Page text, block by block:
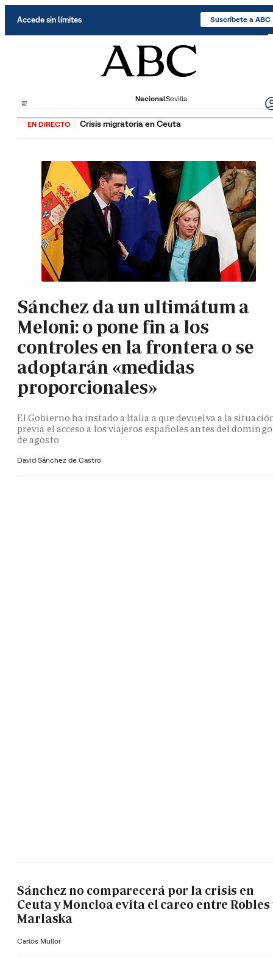
Accede sin límites Suscríbete a ABC
NacionalSevilla
EN DIRECTO Crisis migratoria en Ceuta
Sánchez da un ultimátum a
Meloni: o pone fin a los
controles en la frontera o se
adoptarán «medidas
proporcionales»
El Gobierno ha instado a Italia a que devuelva a la
previa el acceso a los viajeros españoles antes del domingo
de agosto
David Sánchez de Castro
Sánchez no comparecerá por la crisis en
Ceuta y Moncloa evita el careo entre Robles
Marlaska
Carlos Mullor